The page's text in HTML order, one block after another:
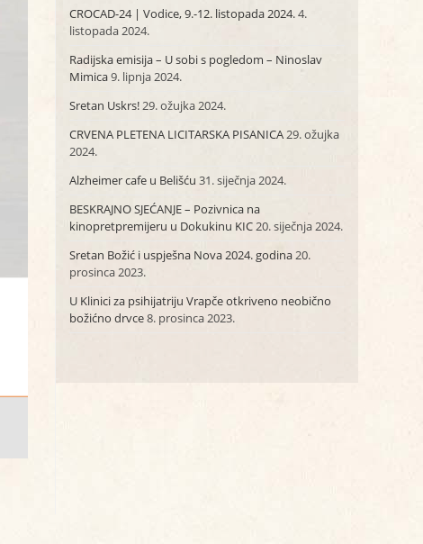
CROCAD-24 | Vodice, 9.-12. listopada 2024.4.
listopada 2024.
Radijska emisija – U sobi s pogledom – Ninoslav
Mimica9. lipnja 2024.
Sretan Uskrs!29. ožujka 2024.
CRVENA PLETENA LICITARSKA PISANICA29. ožujka
2024.
Alzheimer cafe u Belišću 31. siječnja 2024.
BESKRAJNO SJEĆANJE – Pozivnica na
kinopretpremijeru u Dokukinu KIC20. siječnja 2024.
Sretan Božić i uspješna Nova 2024. godina20.
prosinca 2023.
U Klinici za psihijatriju Vrapče otkriveno neobično
božićno drvce8. prosinca 2023.